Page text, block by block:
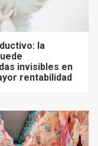
la
invisibles en
rentabilidad